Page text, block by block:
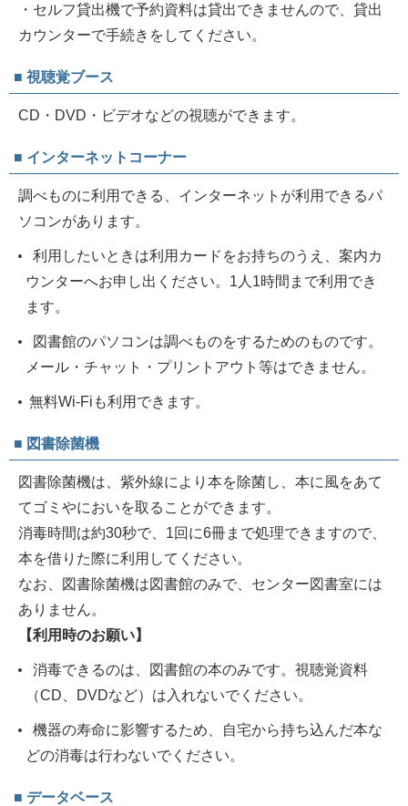
・セルフ貸出機で予約資料は貸出できませんので、貸出
カウンターで手続きをしてください。
■ 視聴覚ブース
CD・DVD・ビデオなどの視聴ができます。
■ インターネットコーナー
調べものに利用できる、インターネットが利用できるパ
ソコンがあります。
利用したいときは利用カードをお持ちのうえ、案内カ
ウンターへお申し出ください。1人1時間まで利用でき
ます。
図書館のパソコンは調べものをするためのものです。
メール・チャット・プリントアウト等はできません。
無料Wi-Fiも利用できます。
■ 図書除菌機
図書除菌機は、紫外線により本を除菌し、本に風をあて
てゴミやにおいを取ることができます。
消毒時間は約30秒で、1回に6冊まで処理できますので、
本を借りた際に利用してください。
なお、図書除菌機は図書館のみで、センター図書室には
ありません。
【利用時のお願い】
消毒できるのは、図書館の本のみです。視聴覚資料
（CD、DVDなど）は入れないでください。
機器の寿命に影響するため、自宅から持ち込んだ本な
どの消毒は行わないでください。
■ データベース